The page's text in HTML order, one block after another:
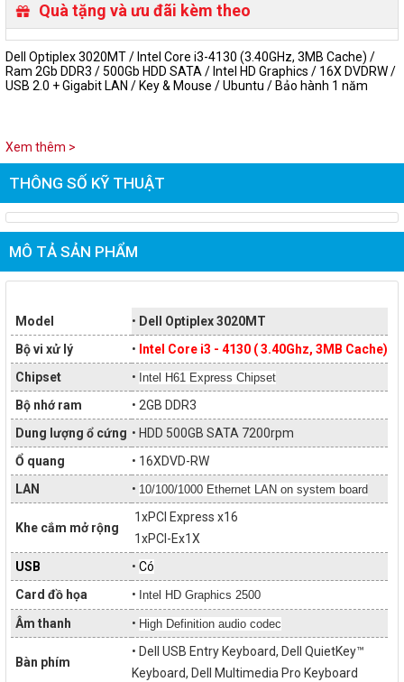
Quà tặng và ưu đãi kèm theo
Dell Optiplex 3020MT / Intel Core i3-4130 (3.40GHz, 3MB Cache) /
Ram 2Gb DDR3 / 500Gb HDD SATA / Intel HD Graphics / 16X DVDRW /
USB 2.0 + Gigabit LAN / Key & Mouse / Ubuntu / Bảo hành 1 năm
Xem thêm >
THÔNG SỐ KỸ THUẬT
MÔ TẢ SẢN PHẨM
Model • Dell Optiplex 3020MT
Bộ vi xử lý
• Intel Core i3 - 4130 ( 3.40Ghz, 3MB Cache)
Chipset
• Intel H61 Express Chipset
Bộ nhớ ram
• 2GB DDR3
Dung lượng ổ cứng • HDD 500GB SATA 7200rpm
Ổ quang
• 16XDVD-RW
LAN
• 10/100/1000 Ethernet LAN on system board
Khe cắm mở rộng
1xPCI Express x16
1xPCI-Ex1X
USB
• Có
Card đồ họa
• Intel HD Graphics 2500
Âm thanh • High Definition audio codec
Bàn phím
• Dell USB Entry Keyboard, Dell QuietKey™
Keyboard, Dell Multimedia Pro Keyboard